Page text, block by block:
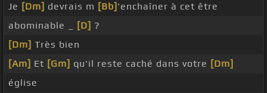
Je [Dm] devrais m [Bb] 'enchaîner à cet être
abominable _
[D] ?
[Dm] Très bien
[Am] Et [Gm] qu'il reste caché dans votre [Dm]
église